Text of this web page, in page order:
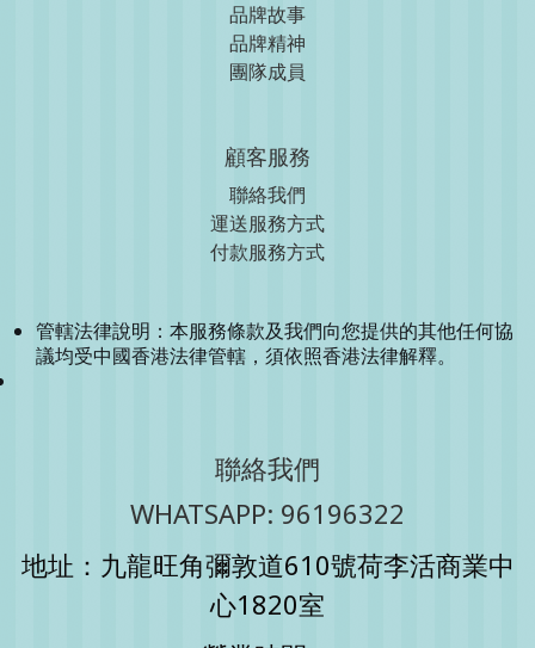
品牌故事
品牌精神
團隊成員
顧客服務
聯絡我們
運送服務方式
付款服務方式
管轄法律說明：本服務條款及我們向您提供的其他任何協
議均受中國香港法律管轄，須依照香港法律解釋。
聯絡我們
WHATSAPP: 96196322
地址：九龍旺角彌敦道610號荷李活商業中
心1820室